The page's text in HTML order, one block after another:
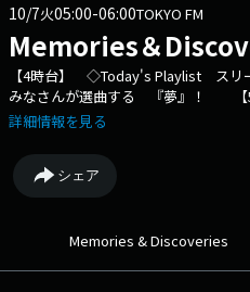
10/7火05:00-06:00TOKYO FM
Memories＆
【4時台】 ◇Today's Playlist スリ
みなさんが選曲する 『夢』！
家の高野麻衣さんが、『東欧への旅
メンド楽曲で素敵な音楽空間をプ
ー、新たな出会いとなるようなナン
邦・洋楽の名曲をお届け！ 番組
https://form.audee.jp/memories/
詳細情報を見る
シェア
Memories & Discoveries